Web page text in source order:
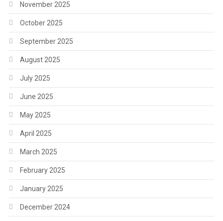
November 2025
October 2025
September 2025
August 2025
July 2025
June 2025
May 2025
April 2025
March 2025
February 2025
January 2025
December 2024